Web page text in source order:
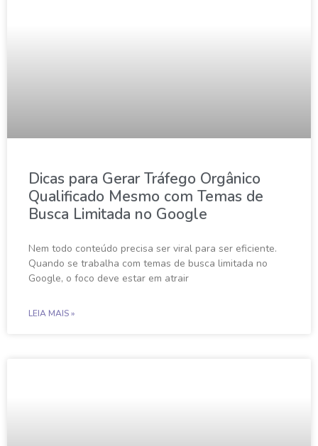
Dicas para Gerar Tráfego Orgânico
Qualificado Mesmo com Temas de
Busca Limitada no Google
Nem todo conteúdo precisa ser viral para ser eficiente.
Quando se trabalha com temas de busca limitada no
Google, o foco deve estar em atrair
LEIA MAIS »